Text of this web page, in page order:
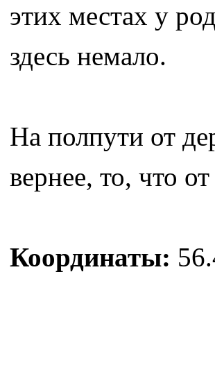
этих местах у
здесь немало.
На полпути от
вернее, то, что
Координаты: